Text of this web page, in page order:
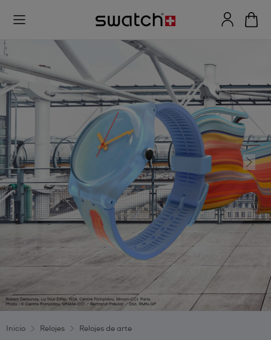
Inicio Relojes Relojes de arte